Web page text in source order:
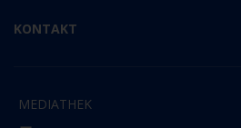
KONTAKT
MEDIATHEK